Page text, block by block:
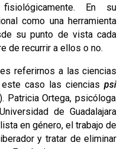
En su
como una herramienta
su punto de vista cada
de recurrir a ellos o no.
referirnos a las ciencias
caso las ciencias psi
Patricia Ortega, psicóloga
de Guadalajara
en género, el trabajo de
y tratar de eliminar